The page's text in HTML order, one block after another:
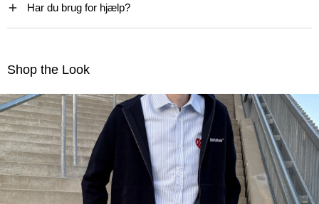
Har du brug for hjælp?
Shop the Look